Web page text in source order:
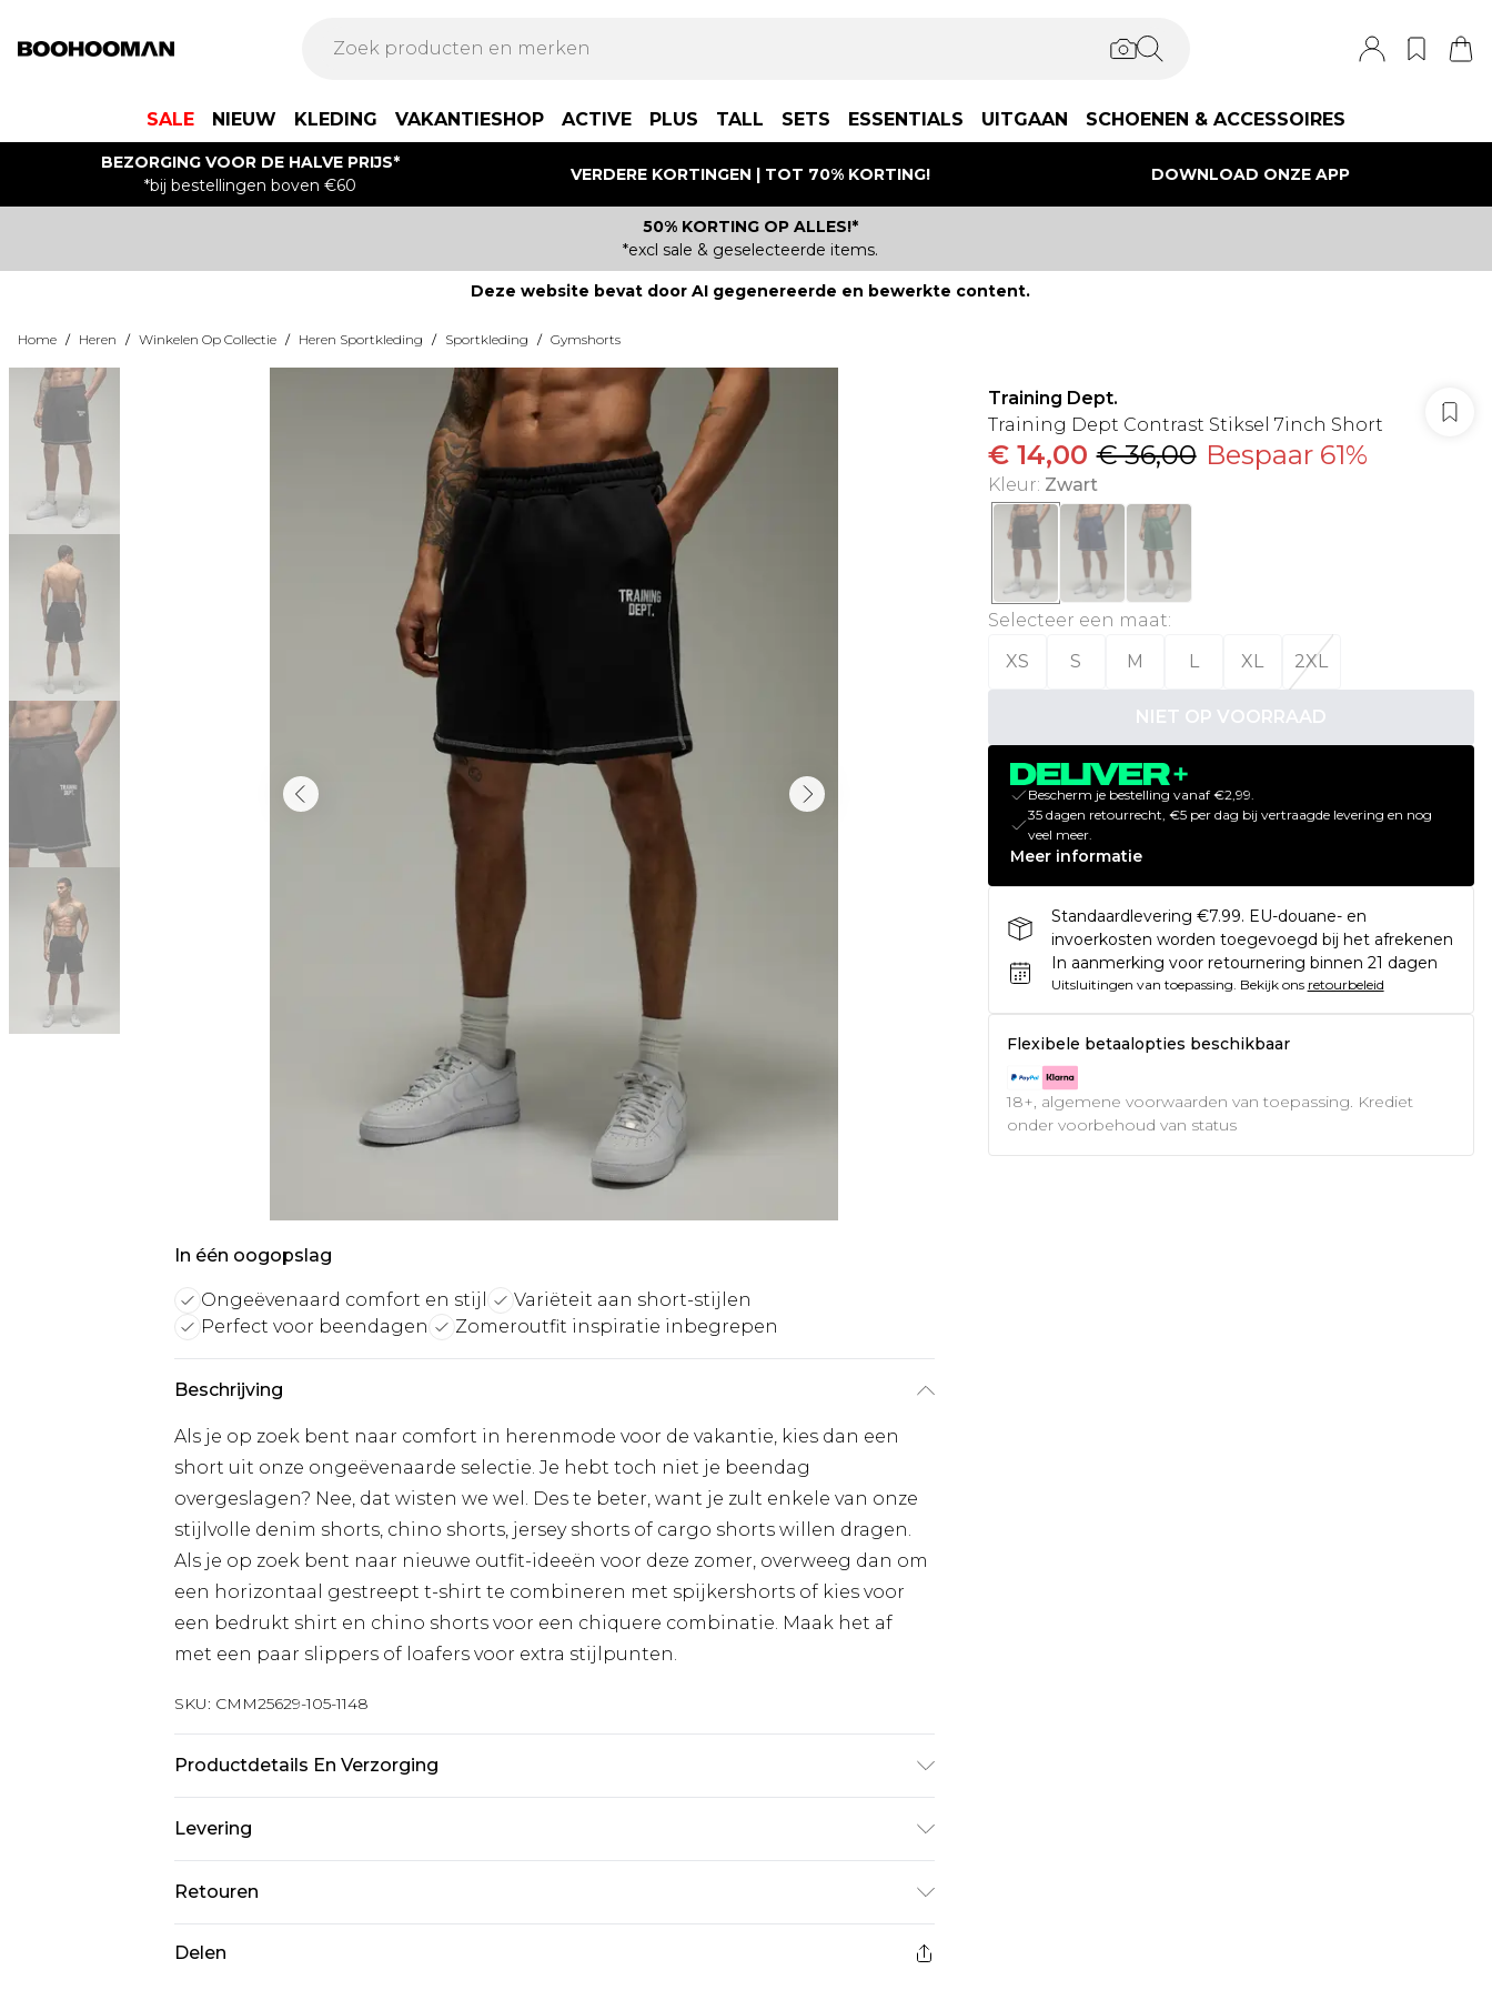
SALE NIEUW KLEDING VAKANTIESHOP ACTIVE PLUS TALL SETS ESSENTIALS UITGAAN SCHOENEN & ACCESSOIRES
BEZORGING VOOR DE HALVE PRIJS*
*bij bestellingen boven €60
VERDERE KORTINGEN | TOT 70% KORTING! DOWNLOAD ONZE APP
50% KORTING OP ALLES!*
*excl sale & geselecteerde items.
Deze website bevat door AI gegenereerde en bewerkte content.
Home / Heren / Winkelen Op Collectie / Heren Sportkleding / Sportkleding / Gymshorts
In één oogopslag
Ongeëvenaard comfort en stijl
Variëteit aan short-stijlen
Perfect voor beendagen
Zomeroutfit inspiratie inbegrepen
Beschrijving
Als je op zoek bent naar comfort in herenmode voor de vakantie, kies dan een
short uit onze ongeëvenaarde selectie. Je hebt toch niet je beendag
overgeslagen? Nee, dat wisten we wel. Des te beter, want je zult enkele van onze
stijlvolle denim shorts, chino shorts, jersey shorts of cargo shorts willen dragen.
Als je op zoek bent naar nieuwe outfit-ideeën voor deze zomer, overweeg dan om
een horizontaal gestreept t-shirt te combineren met spijkershorts of kies voor
een bedrukt shirt en chino shorts voor een chiquere combinatie. Maak het af
met een paar slippers of loafers voor extra stijlpunten.
SKU: CMM25629-105-1148
Productdetails En Verzorging
bleken, niet in de droogtrommel, koel strijken op de achterkant, in vorm
vuur houden Model draagt: Maat 10
Levering
Standaardlevering Nederland
€7.99
Expressdienst Nederland
€17.99
Retouren
Delen
Training Dept.
Training Dept Contrast Stiksel 7inch Short
€ 14,00 € 36,00 Bespaar 61%
Kleur: Zwart
Selecteer een maat:
XS
S M L XL 2XL
NIET OP VOORRAAD
Bescherm je bestelling vanaf €2,99.
35 dagen retourrecht, €5 per dag bij vertraagde levering en nog
veel meer.
Meer informatie
Standaardlevering €7.99. EU-douane- en
invoerkosten worden toegevoegd bij het afrekenen
In aanmerking voor retournering binnen 21 dagen
Uitsluitingen van toepassing. Bekijk ons retourbeleid
Flexibele betaalopties beschikbaar
18+, algemene voorwaarden van toepassing. Krediet
onder voorbehoud van status